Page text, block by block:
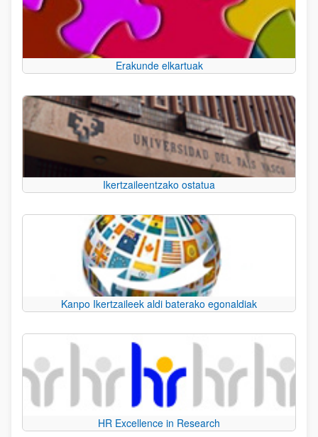
Erakunde elkartuak
Ikertzaileentzako ostatua
Kanpo Ikertzaileek aldi baterako egonaldiak
HR Excellence in Research